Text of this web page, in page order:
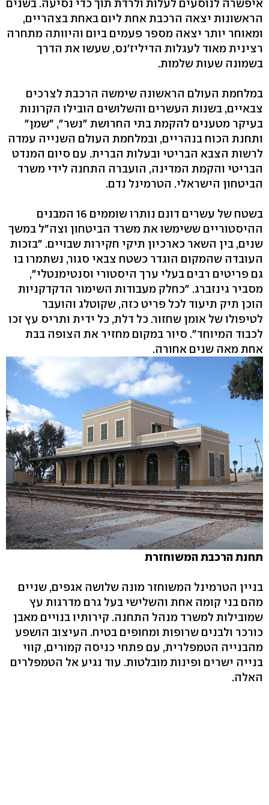
איפשרה לנוסעים לעלות ולרדת תוך כדי נסיעה. בשנים
הראשונות יצאה הרכבת אחת ליום באחת בצהריים,
ומאוחר יותר יצאה מספר פעמים ביום והיוותה מתחרה
רצינית מאוד לעגלות הדיליז'נס, שעשו את הדרך
בשמונה שעות שלמות.
במלחמת העולם הראשונה שימשה הרכבת לצרכים
צבאיים, בשנות העשרים והשלושים הובילו הקרונות
בעיקר מטענים להקמת בתי החרושת "נשר‭,"‬ "שמן"
ותחנת הכוח בנהריים, ובמלחמת העולם השנייה עמדה
לרשות הצבא הבריטי ובעלות הברית. עם סיום המנדט
הבריטי והקמת המדינה, הועברה התחנה לידי משרד
הביטחון הישראלי. הטרמינל נדם.
בשטח של עשרים דונם נותרו שוממים 16 המבנים
ההיסטוריים ששימשו את משרד הביטחון וצה"ל במשך
שנים, בין השאר כארכיון תיקי חקירות שבויים. "בזכות
העובדה שהמקום הוגדר כשטח צבאי סגור, נשתמרו בו
מסביר גינזברג. "כחלק מעבודות השימור הדקדקניות
הוכן תיק תיעוד לכל פריט כזה, שקוטלג והועבר
לטיפולו של אומן שחזור. כל דלת, כל ידית ותריס עץ זכו
לכבוד המיוחד‭."‬ סיור במקום מחזיר את הצופה בבת
אחת מאה שנים אחורה.
תחנת הרכבת המשוחזרת
בניין הטרמינל המשוחזר מונה שלושה אגפים, שניים
מהם בני קומה אחת והשלישי בעל גרם מדרגות עץ
שמובילות למשרד מנהל התחנה. קירותיו בנויים מאבן
כורכר ולבנים שרופות ומחופים בטיח. העיצוב הושפע
מהבנייה הטמפלרית, עם פתחי כניסה קמורים, קווי
בנייה ישרים ופינות מובלטות. עוד נגיע אל הטמפלרים
האלה.